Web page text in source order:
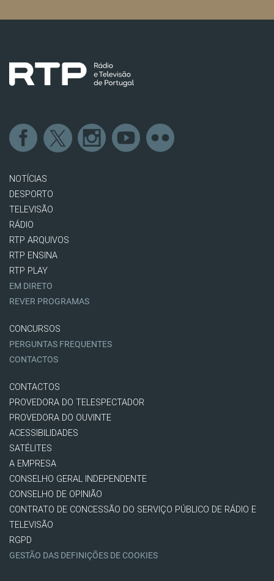
NOTÍCIAS
DESPORTO
TELEVISÃO
RÁDIO
RTP ARQUIVOS
RTP ENSINA
RTP PLAY
EM DIRETO
REVER PROGRAMAS
CONCURSOS
PERGUNTAS FREQUENTES
CONTACTOS
CONTACTOS
PROVEDORA DO TELESPECTADOR
PROVEDORA DO OUVINTE
ACESSIBILIDADES
SATÉLITES
A EMPRESA
CONSELHO GERAL INDEPENDENTE
CONSELHO DE OPINIÃO
CONTRATO DE CONCESSÃO DO SERVIÇO PÚBLICO DE RÁDIO E
TELEVISÃO
RGPD
GESTÃO DAS DEFINIÇÕES DE COOKIES